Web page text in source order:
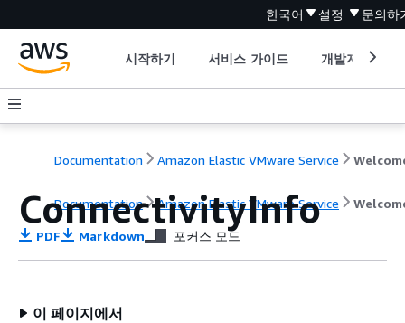
한국어 설정 문의하
시작하기 서비스 가이드 개발자 도구
Documentation Amazon Elastic VMware Service
Documentation Amazon Elastic VMware Service
ConnectivityInfo
PDF Markdown 포커스 모드
이 페이지에서